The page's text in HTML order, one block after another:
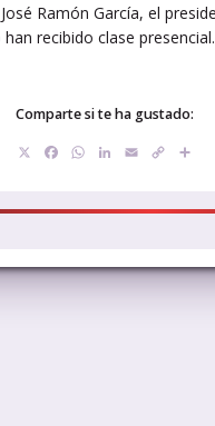
Ramón García, el
recibido clase presencial.
Comparte si te ha gustado:
Facebook
WhatsApp
LinkedIn
EmailCopy